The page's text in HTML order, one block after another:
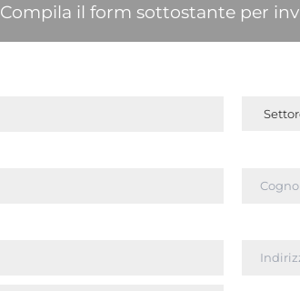
Compila il form sottostante per